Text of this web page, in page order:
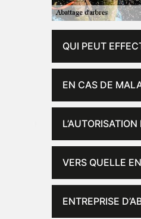
QUI PEUT
EN CAS DE
VERS QUELLE
ENTREPRISE